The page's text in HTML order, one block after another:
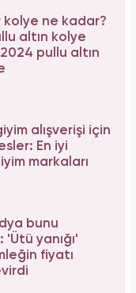
kolye ne kadar?
altın kolye
pullu altın
alışverişi için
En iyi
markaları
bunu
'Ütü yanığı'
fiyatı